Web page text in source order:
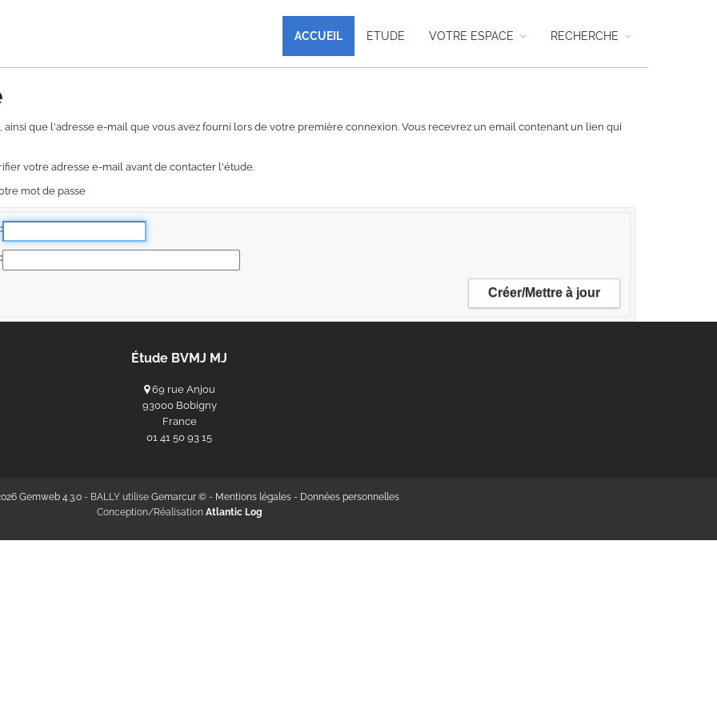
ACCUEIL ETUDE VOTRE ESPACE RECHERCHE
que l'adresse e-mail que vous avez fourni lors de votre première connexion. Vous recevrez un email contenant un lien qui
votre adresse e-mail avant de contacter l'étude.
mot de passe
Étude BVMJ MJ
69 rue Anjou
93000 Bobigny
France
‭01 41 50 93 15‬
Gemweb 4.3.0- BALLY utilise Gemarcur ©- Mentions légales- Données personnelles
Conception/Réalisation Atlantic Log